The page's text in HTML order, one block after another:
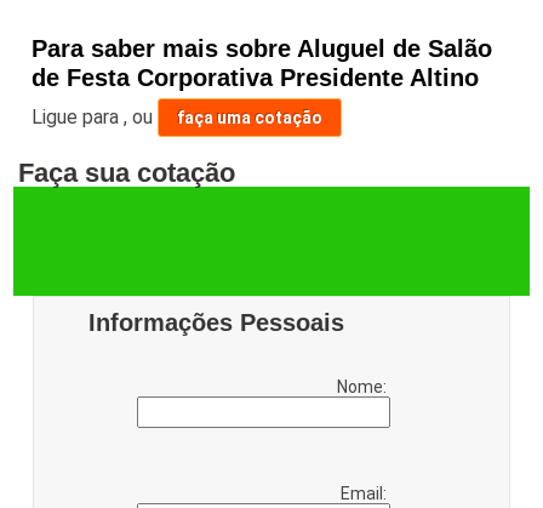
Para saber mais sobre Aluguel de Salão
de Festa Corporativa Presidente Altino
Ligue para,ou faça uma cotação
Faça sua cotação
Informações Pessoais
Nome:
Email: